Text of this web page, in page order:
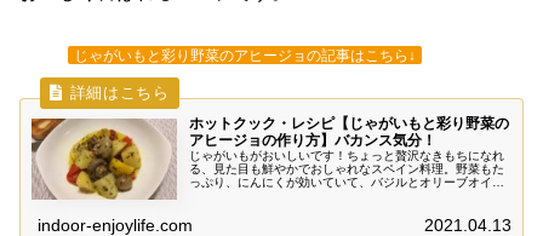
じゃがいもと彩り野菜のアヒージョの記事はこちら↓
ホットクック・レシピ【じゃがいもと彩り野菜の
アヒージョの作り方】バカンス気分！
じゃがいもがおいしいです！ちょっと贅沢なきもちになれ
る、見た目も鮮やかでおしゃれなスペイン料理。野菜もた
っぷり、にんにくが効いていて、バジルとオリーブオイル
indoor-enjoylife.com 2021.04.13